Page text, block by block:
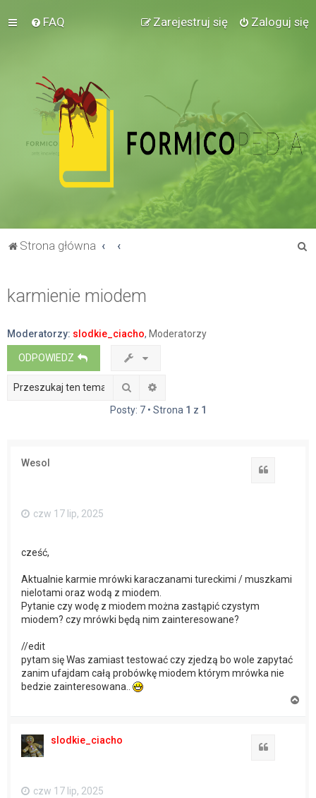
FAQ Zaloguj się
Zarejestruj się
Strona główna
karmienie miodem
Moderatorzy: slodkie_ciacho, Moderatorzy
ODPOWIEDZ
Szukaj
Posty: 7 • Strona 1 z 1
Wesol
czw 17 lip, 2025
cześć,
Aktualnie karmie mrówki karaczanami tureckimi / muszkami
nielotami oraz wodą z miodem.
Pytanie czy wodę z miodem można zastąpić czystym
miodem? czy mrówki będą nim zainteresowane?
//edit
pytam się Was zamiast testować czy zjedzą bo wole zapytać
zanim ufajdam całą probówkę miodem którym mrówka nie
bedzie zainteresowana..
slodkie_ciacho
czw 17 lip, 2025